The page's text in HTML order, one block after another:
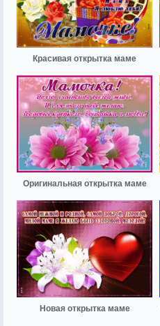
Красивая открытка маме
Оригинальная открытка маме
Новая открытка маме